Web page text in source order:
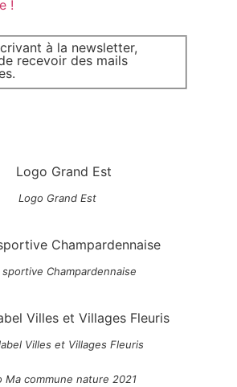
à la newsletter,
recevoir des mails
Logo Grand Est
sportive Champardennaise
Villes et Villages Fleuris
Ma commune nature 2021